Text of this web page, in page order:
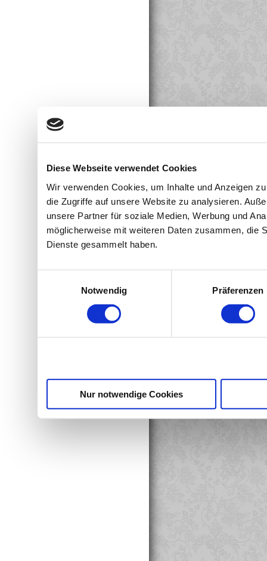
Diese Webseite verwendet Cookies
Wir verwenden Cookies, um Inhalte und Anzeigen
die Zugriffe auf unsere Website zu analysieren.
unsere Partner für soziale Medien, Werbung und
möglicherweise mit weiteren Daten zusammen, die
Dienste gesammelt haben.
Notwendig
Präferenzen
Nur notwendige Cookies